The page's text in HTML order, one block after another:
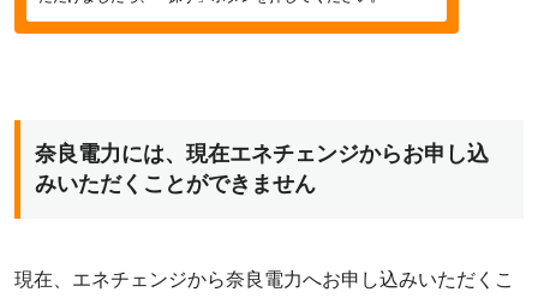
奈良電力には、現在エネチェンジからお申し込
みいただくことができません
現在、エネチェンジから奈良電力へお申し込みいただくこ